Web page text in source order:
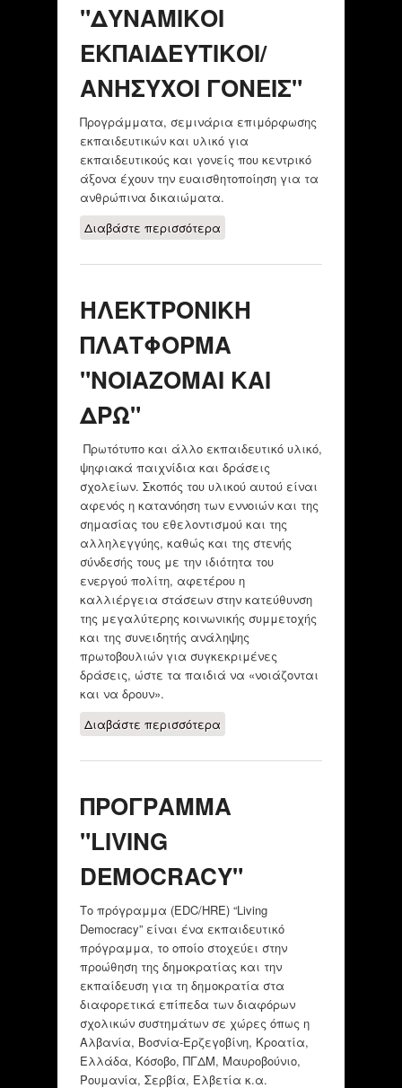
"ΔΥΝΑΜΙΚΟΙ
ΕΚΠΑΙΔΕΥΤΙΚΟΙ/
ΑΝΗΣΥΧΟΙ ΓΟΝΕΙΣ"
Προγράμματα, σεμινάρια επιμόρφωσης
εκπαιδευτικών και υλικό για
εκπαιδευτικούς και γονείς που κεντρικό
άξονα έχουν την ευαισθητοποίηση για τα
ανθρώπινα δικαιώματα.
Διαβάστε περισσότεραγια "ΔΥΝΑΜΙΚΟΙ
ΑΝΗΣΥΧΟΙ ΓΟΝΕΙΣ"
ΗΛΕΚΤΡΟΝΙΚΗ
ΠΛΑΤΦΟΡΜΑ
"ΝΟΙΑΖΟΜΑΙ ΚΑΙ
ΔΡΩ"
Πρωτότυπο και άλλο εκπαιδευτικό υλικό,
ψηφιακά παιχνίδια και δράσεις
σχολείων. Σκοπός του υλικού αυτού είναι
αφενός η κατανόηση των εννοιών και της
σημασίας του εθελοντισμού και της
αλληλεγγύης, καθώς και της στενής
σύνδεσής τους με την ιδιότητα του
ενεργού πολίτη, αφετέρου η
καλλιέργεια στάσεων στην κατεύθυνση
της μεγαλύτερης κοινωνικής συμμετοχής
και της συνειδητής ανάληψης
πρωτοβουλιών για συγκεκριμένες
δράσεις, ώστε τα παιδιά να «νοιάζονται
και να δρουν».
Διαβάστε περισσότεραγια ΗΛΕΚΤΡΟΝΙΚΗ
"ΝΟΙΑΖΟΜΑΙ ΚΑΙ
ΠΡΟΓΡΑΜΜΑ
"LIVING
DEMOCRACY"
Το πρόγραμμα (EDC/HRE) “Living
Democracy” είναι ένα εκπαιδευτικό
πρόγραμμα, το οποίο στοχεύει στην
προώθηση της δημοκρατίας και την
εκπαίδευση για τη δημοκρατία στα
διαφορετικά επίπεδα των διαφόρων
σχολικών συστημάτων σε χώρες όπως η
Αλβανία, Βοσνία-Ερζεγοβίνη, Κροατία,
Ελλάδα, Κόσοβο, ΠΓΔΜ, Μαυροβούνιο,
Ρουμανία, Σερβία, Ελβετία κ.α.